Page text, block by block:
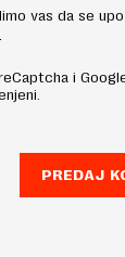
vas da se
i